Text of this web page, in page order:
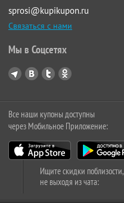
sprosi@kupikupon.ru
Связаться с нами
Мы в Соцсетях
Все наши купоны доступны
через Мобильное Приложение:
Ищите скидки поблизости,
не выходя из чата: